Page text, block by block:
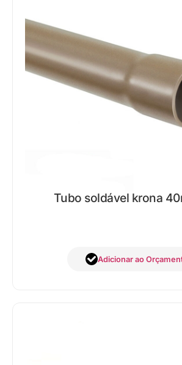
Tubo soldável krona
Adicionar ao